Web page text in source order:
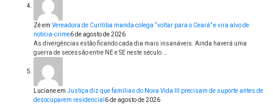
Zéem Vereadora de Curitiba manda colega “voltar para o Ceará” e vira alvo de
notícia-crime6 de agosto de 2026
As divergências estão ficando cada dia mais insanáveis. Ainda haverá uma
guerra de secessão entre NE e SE neste século.…
Lucianeem Justiça diz que famílias do Nova Vida III precisam de suporte antes de
desocuparem residencial 6 de agosto de 2026